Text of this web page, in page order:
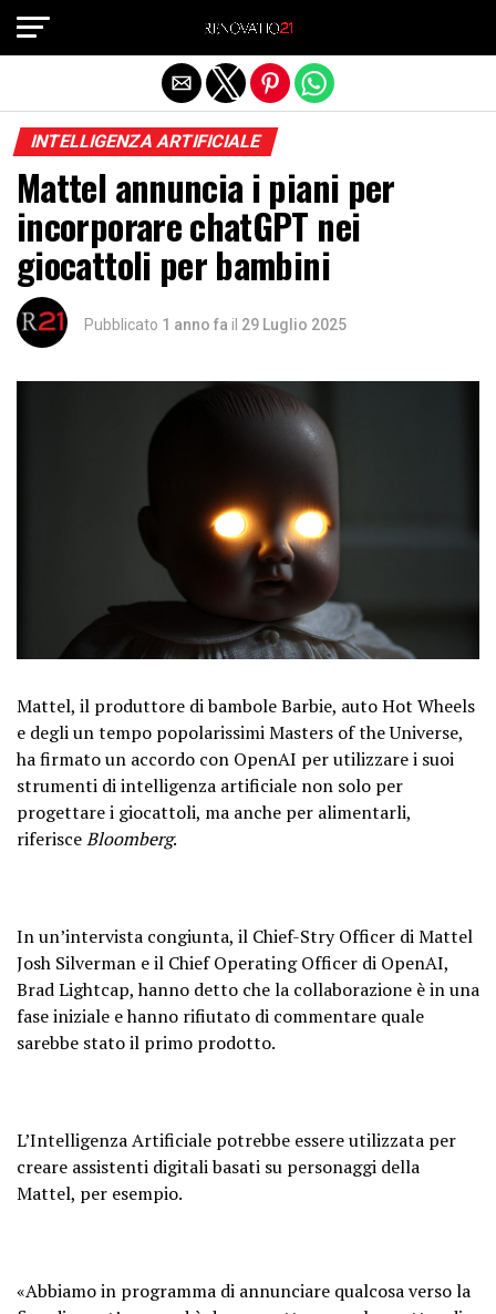
INTELLIGENZA ARTIFICIALE
Mattel annuncia i piani per
incorporare chatGPT nei
giocattoli per bambini
Pubblicato 1 anno fa il 29 Luglio 2025
Mattel, il produttore di bambole Barbie, auto Hot Wheels
e degli un tempo popolarissimi Masters of the Universe,
ha firmato un accordo con OpenAI per utilizzare i suoi
strumenti di intelligenza artificiale non solo per
progettare i giocattoli, ma anche per alimentarli,
riferisceBloomberg.
In un’intervista congiunta, il Chief-Stry Officer di Mattel
Josh Silverman e il Chief Operating Officer di OpenAI,
Brad Lightcap, hanno detto che la collaborazione è in una
fase iniziale e hanno rifiutato di commentare quale
sarebbe stato il primo prodotto.
L’Intelligenza Artificiale potrebbe essere utilizzata per
creare assistenti digitali basati su personaggi della
Mattel, per esempio.
«Abbiamo in programma di annunciare qualcosa verso la
Exit mobile version